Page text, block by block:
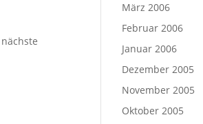
März 2006
Februar 2006
Januar 2006
Dezember 2005
November 2005
Oktober 2005